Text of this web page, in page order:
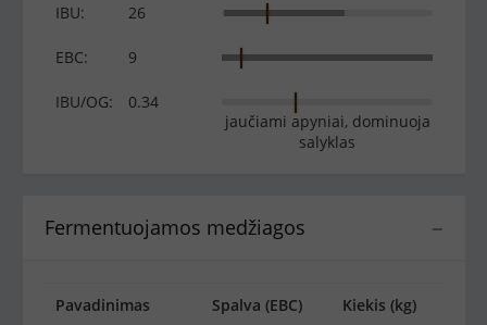
IBU: 26
EBC: 9
IBU/OG:
0.34
jaučiami apyniai, dominuoja
salyklas
−
Fermentuojamos medžiagos
Pavadinimas Spalva (EBC) Kiekis (kg)